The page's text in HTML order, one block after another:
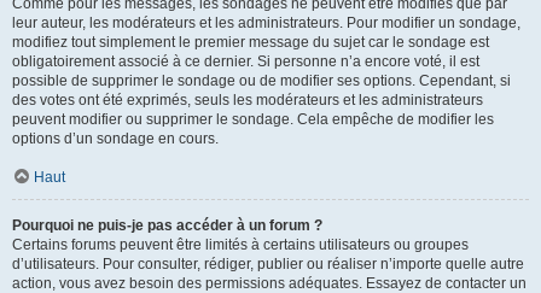
Comme pour les messages, les sondages ne peuvent être modifiés que par
leur auteur, les modérateurs et les administrateurs. Pour modifier un sondage,
modifiez tout simplement le premier message du sujet car le sondage est
obligatoirement associé à ce dernier. Si personne n’a encore voté, il est
possible de supprimer le sondage ou de modifier ses options. Cependant, si
des votes ont été exprimés, seuls les modérateurs et les administrateurs
peuvent modifier ou supprimer le sondage. Cela empêche de modifier les
options d’un sondage en cours.
Haut
Pourquoi ne puis-je pas accéder à un forum ?
Certains forums peuvent être limités à certains utilisateurs ou groupes
d’utilisateurs. Pour consulter, rédiger, publier ou réaliser n’importe quelle autre
action, vous avez besoin des permissions adéquates. Essayez de contacter un